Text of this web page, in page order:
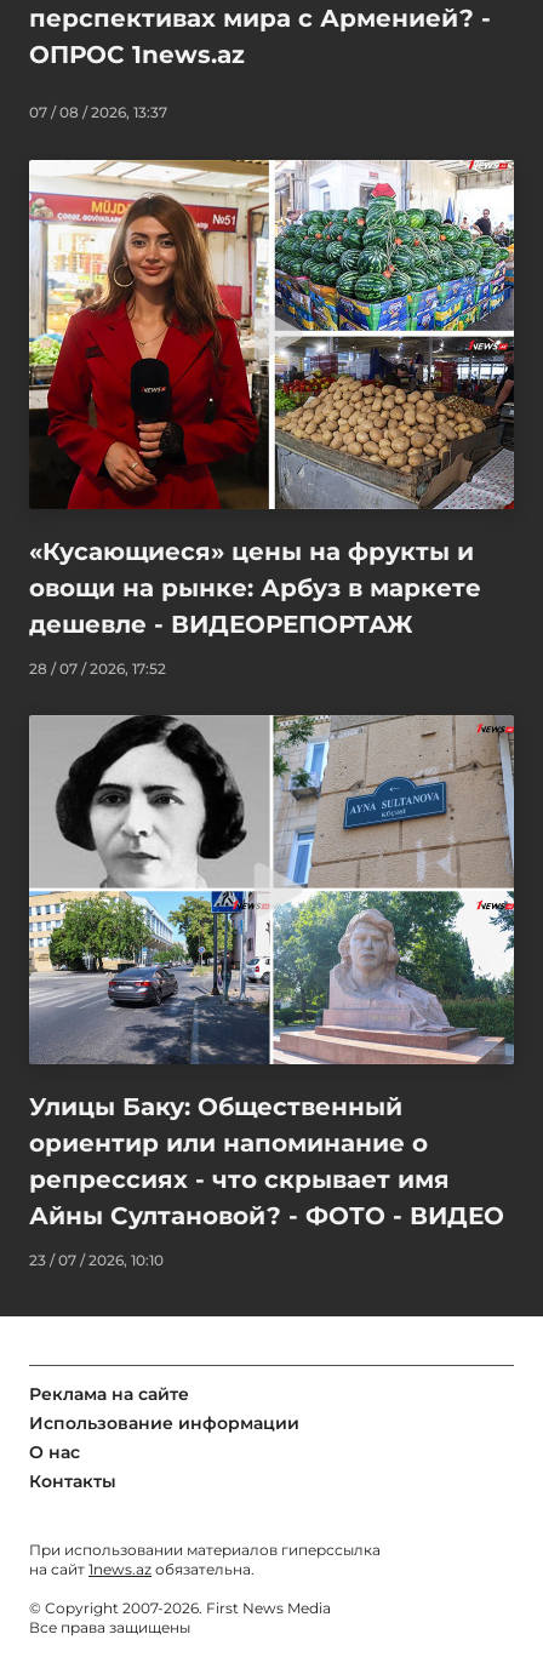
перспективах мира с Арменией? -
ОПРОС 1news.az
07 / 08 / 2026, 13:37
«Кусающиеся» цены на фрукты и
овощи на рынке: Арбуз в маркете
дешевле - ВИДЕОРЕПОРТАЖ
28 / 07 / 2026, 17:52
Улицы Баку: Общественный
ориентир или напоминание о
репрессиях - что скрывает имя
Айны Султановой? - ФОТО - ВИДЕО
23 / 07 / 2026, 10:10
Реклама на сайте
Использование информации
О нас
Контакты
При использовании материалов гиперссылка
на сайт 1news.az обязательна.
© Copyright 2007-2026. First News Media
Все права защищены